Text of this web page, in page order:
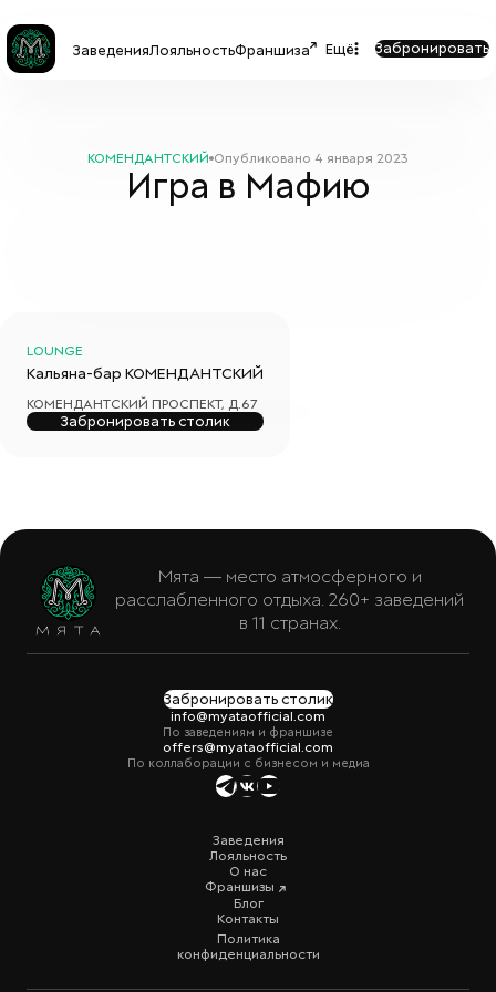
ЗаведенияЛояльностьФраншиза Ещё Забронировать
КОМЕНДАНТСКИЙ Опубликовано 4 января 2023
Игра в Мафию
LOUNGE
Кальяна-бар КОМЕНДАНТСКИЙ
КОМЕНДАНТСКИЙ ПРОСПЕКТ, Д.67
Забронировать столик
Мята — место атмосферного и
расслабленного отдыха. 260+ заведений
в 11 странах.
Забронировать столик
info@myataofficial.com
По заведениям и франшизе
offers@myataofficial.com
По коллаборации с бизнесом и медиа
Заведения
Лояльность
О нас
Франшизы
Блог
Контакты
Политика
конфиденциальности